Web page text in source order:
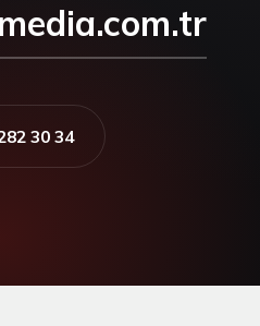
30 34